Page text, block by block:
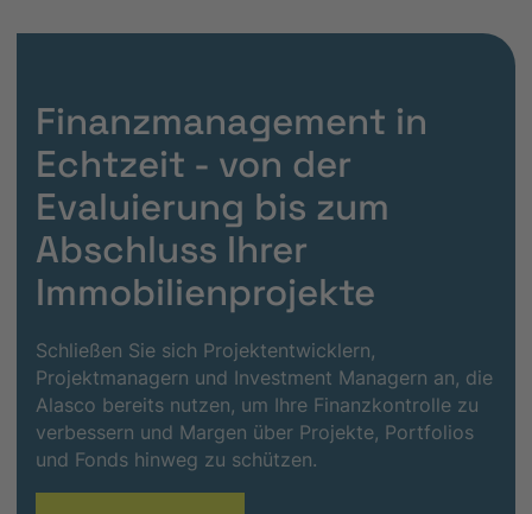
Finanzmanagement in
Echtzeit - von der
Evaluierung bis zum
Abschluss Ihrer
Immobilienprojekte
Schließen Sie sich Projektentwicklern,
Projektmanagern und Investment Managern an, die
Alasco bereits nutzen, um Ihre Finanzkontrolle zu
verbessern und Margen über Projekte, Portfolios
und Fonds hinweg zu schützen.